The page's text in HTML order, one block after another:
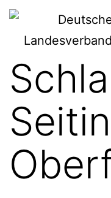
Zum
Deutscher
Harmonika-
Verband